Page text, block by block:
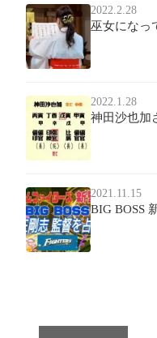
2022.2.28
巫女になっ
2022.1.28
神田沙也加
2021.11.15
BIG BOSS